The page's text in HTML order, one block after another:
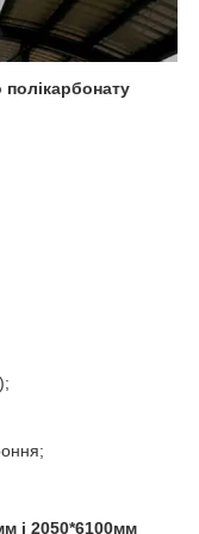
полікарбонату
і 2050*6100мм